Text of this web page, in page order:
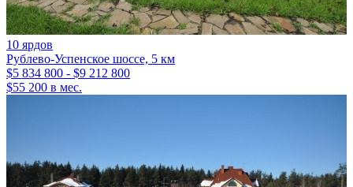
10 ярдов
Рублево-Успенское шоссе, 5 км
$5 834 800 - $9 212 800
$55 200 в мес.